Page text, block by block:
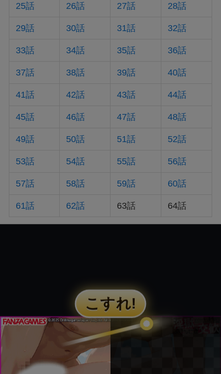
25話 26話 27話 28話
29話 30話 31話 32話
33話 34話 35話 36話
37話 38話 39話 40話
41話 42話 43話 44話
45話 46話 47話 48話
49話 50話 51話 52話
53話 54話 55話 56話
57話 58話 59話 60話
61話 62話 63話 64話